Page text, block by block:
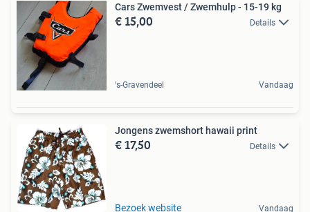
Cars Zwemvest / Zwemhulp - 15-19 kg
€ 15,00 Details
's-Gravendeel Vandaag
Jongens zwemshort hawaii print
€ 17,50 Details
Bezoek website Vandaag